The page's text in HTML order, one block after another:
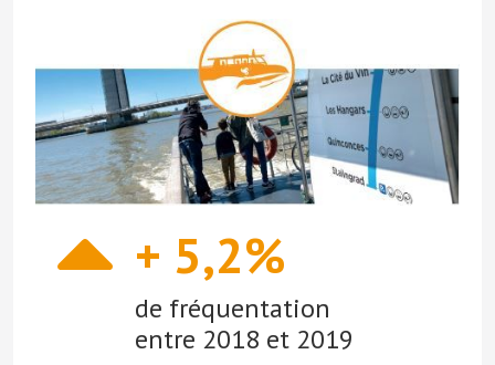
+ 5,2%
de fréquentation
entre 2018 et 2019